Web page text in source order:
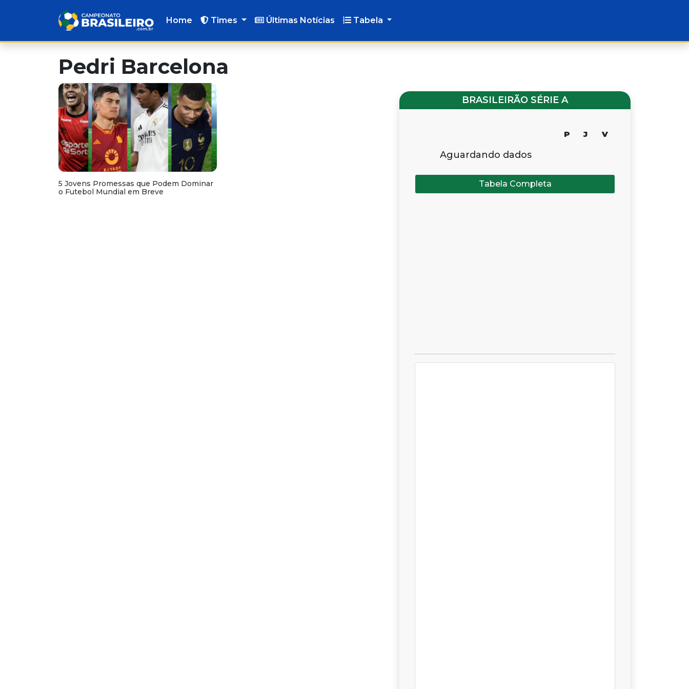
Home Times Últimas Notícias Tabela
Pedri Barcelona
5 Jovens Promessas que Podem Dominar
o Futebol Mundial em Breve
BRASILEIRÃO SÉRIE A
P J V
Aguardando dados
Tabela Completa